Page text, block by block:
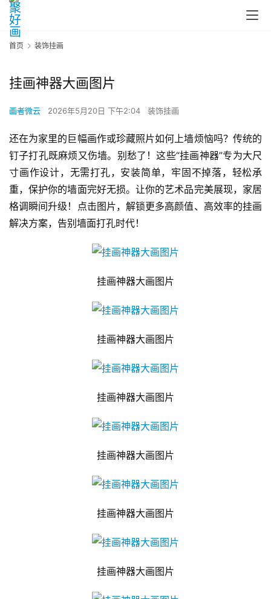
首页 装饰挂画
挂画神器大画图片
画者微云 2026年5月20日 下午2:04 装饰挂画
还在为家里的巨幅画作或珍藏照片如何上墙烦恼吗？传统的
钉子打孔既麻烦又伤墙。别愁了！这些“挂画神器”专为大尺
寸画作设计，无需打孔，安装简单，牢固不掉落，轻松承
重，保护你的墙面完好无损。让你的艺术品完美展现，家居
格调瞬间升级！点击图片，解锁更多高颜值、高效率的挂画
解决方案，告别墙面打孔时代！
挂画神器大画图片
挂画神器大画图片
挂画神器大画图片
挂画神器大画图片
挂画神器大画图片
挂画神器大画图片